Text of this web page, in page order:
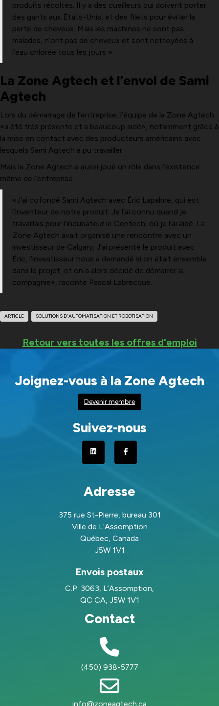
produits récoltés. Il y a des cueilleurs qui doivent porter
des gants aux États-Unis, et des filets pour éviter la
perte de cheveux. Mais les machines ne sont pas
malades, n’ont pas de cheveux et sont nettoyées à
l’eau chlorée tous les jours ».
La Zone Agtech et l’envol de Sami
Agtech
Lors du démarrage de l’entreprise, l’équipe de la Zone Agtech
«a été très présente et a beaucoup aidé», notamment grâce à
la mise en contact avec des producteurs américains avec
lesquels Sami Agtech a pu travailler.
Mais la Zone Agtech a aussi joué un rôle dans l’existence
même de l’entreprise.
«J’ai cofondé Sami Agtech avec Éric Lapalme, qui est
l’inventeur de notre produit. Je l’ai connu quand je
travaillais pour l’incubateur le Centech, où je l’ai aidé. La
Zone Agtech avait organisé une rencontre avec un
investisseur de Calgary. J’ai présenté le produit avec
Éric, l’investisseur nous a demandé si on était ensemble
dans le projet, et on a alors décidé de démarrer la
compagnie», raconte Pascal Labrecque.
ARTICLE SOLUTIONS D'AUTOMATISATION ET ROBOTISATION
Retour vers toutes les offres d'emploi
Joignez-vous à la Zone Agtech
Devenir membre
Suivez-nous
Adresse
375 rue St-Pierre, bureau 301
Ville de L’Assomption
Québec, Canada
J5W 1V1
Envois postaux
C.P. 3063, L’Assomption,
QC CA, J5W 1V1
Contact
(450) 938-5777
info@zoneagtech.ca